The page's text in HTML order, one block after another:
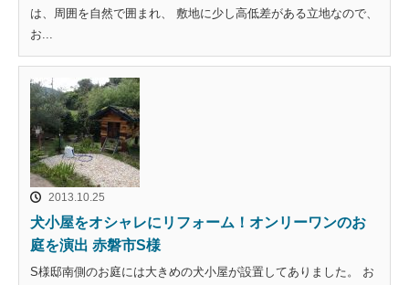
は、周囲を自然で囲まれ、 敷地に少し高低差がある立地なので、
お...
2013.10.25
犬小屋をオシャレにリフォーム！オンリーワンのお
庭を演出 赤磐市S様
S様邸南側のお庭には大きめの犬小屋が設置してありました。 お